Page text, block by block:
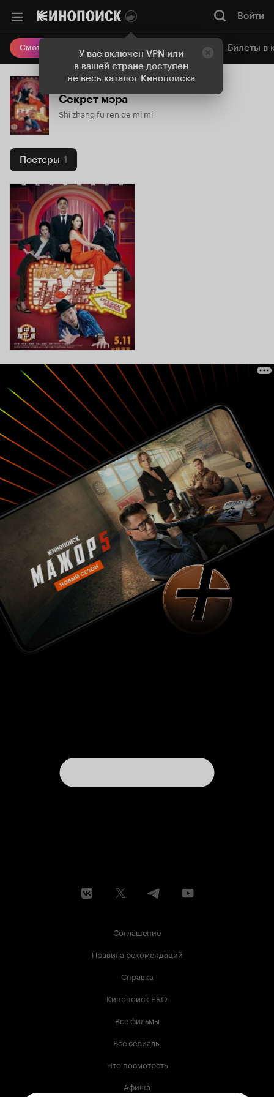
У вас включен VPN или
в вашей стране доступен
не весь каталог Кинопоиска
Войти
Смотреть кино Онлайн-кинотеатр Билеты в
Секрет мэра
Shi zhang fu ren de mi mi
Постеры 1
Соглашение
Правила рекомендаций
Справка
Кинопоиск PRO
Все фильмы
Все сериалы
Что посмотреть
Афиша